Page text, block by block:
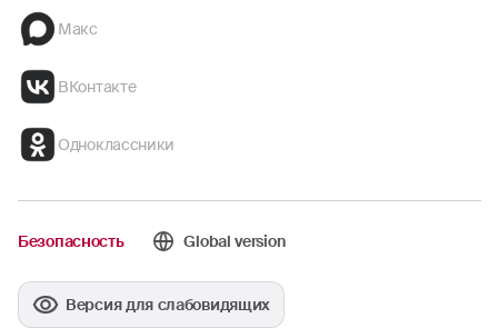
Макс
ВКонтакте
Одноклассники
Безопасность Global version
Версия для слабовидящих